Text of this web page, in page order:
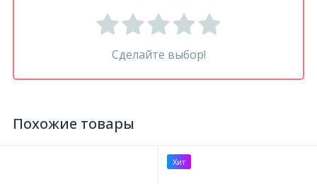
Сделайте выбор!
Похожие товары
Хит